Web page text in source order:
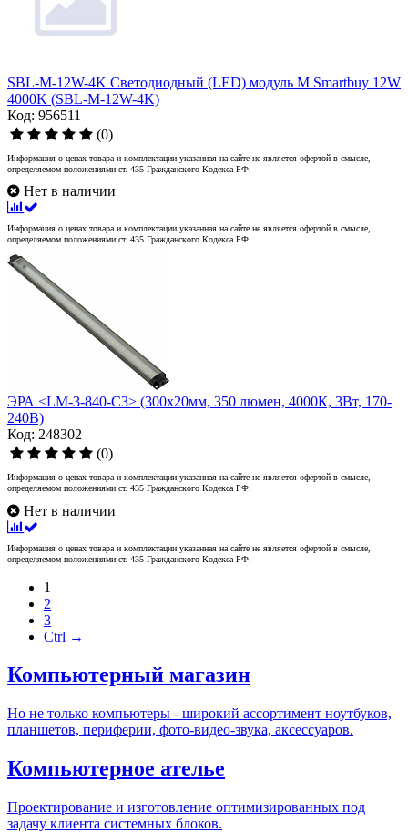
SBL-M-12W-4K Светодиодный (LED) модуль M Smartbuy 12W
4000K (SBL-M-12W-4K)
Код: 956511
(0)
Информация о ценах товара и комплектации указанная на сайте не является офертой в смысле,
определяемом положениями ст. 435 Гражданского Кодекса РФ.
Нет в наличии
Информация о ценах товара и комплектации указанная на сайте не является офертой в смысле,
определяемом положениями ст. 435 Гражданского Кодекса РФ.
ЭРА <LM-3-840-C3> (300x20мм, 350 люмен, 4000К, 3Вт, 170-
240В)
Код: 248302
(0)
Информация о ценах товара и комплектации указанная на сайте не является офертой в смысле,
определяемом положениями ст. 435 Гражданского Кодекса РФ.
Нет в наличии
Информация о ценах товара и комплектации указанная на сайте не является офертой в смысле,
определяемом положениями ст. 435 Гражданского Кодекса РФ.
1
2
3
Ctrl →
Компьютерный магазин
Но не только компьютеры - широкий ассортимент ноутбуков,
планшетов, периферии, фото-видео-звука, аксессуаров.
Компьютерное ателье
Проектирование и изготовление оптимизированных под
задачу клиента системных блоков.